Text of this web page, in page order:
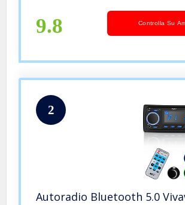
9.8 Controlla Su
2
Autoradio Bluetooth 5.0